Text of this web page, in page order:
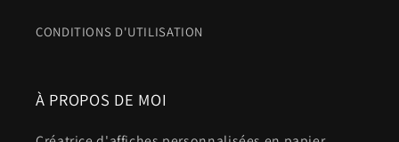
CONDITIONS D'UTILISATION
À PROPOS DE MOI